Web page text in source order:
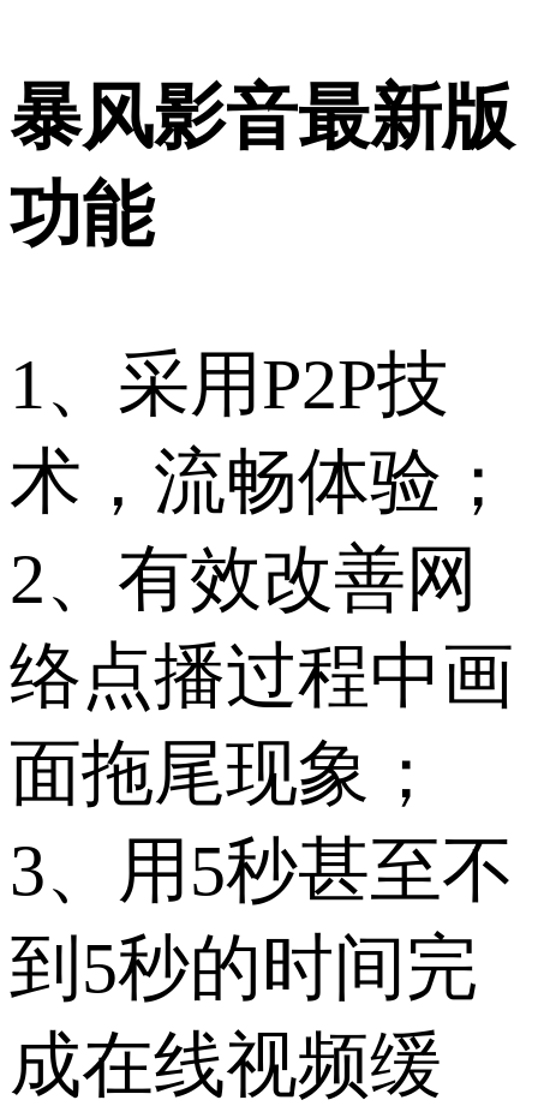
暴风影音最新版
功能
1、采用P2P技
术，流畅体验；
2、有效改善网
络点播过程中画
面拖尾现象；
3、用5秒甚至不
到5秒的时间完
成在线视频缓